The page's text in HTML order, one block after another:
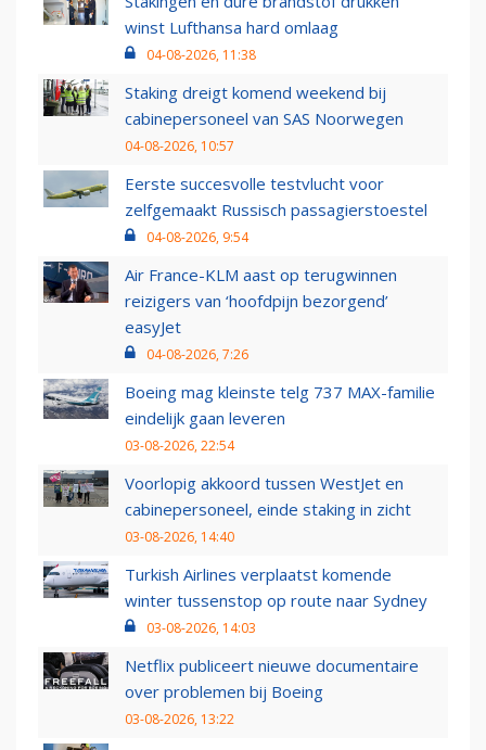
winst Lufthansa hard omlaag
04-08-2026, 11:38
Staking dreigt komend weekend bij
cabinepersoneel van SAS Noorwegen
04-08-2026, 10:57
Eerste succesvolle testvlucht voor
zelfgemaakt Russisch passagierstoestel
04-08-2026, 9:54
Air France-KLM aast op terugwinnen
reizigers van ‘hoofdpijn bezorgend’
easyJet
04-08-2026, 7:26
Boeing mag kleinste telg 737 MAX-familie
eindelijk gaan leveren
03-08-2026, 22:54
Voorlopig akkoord tussen WestJet en
cabinepersoneel, einde staking in zicht
03-08-2026, 14:40
Turkish Airlines verplaatst komende
winter tussenstop op route naar Sydney
03-08-2026, 14:03
Netflix publiceert nieuwe documentaire
over problemen bij Boeing
03-08-2026, 13:22